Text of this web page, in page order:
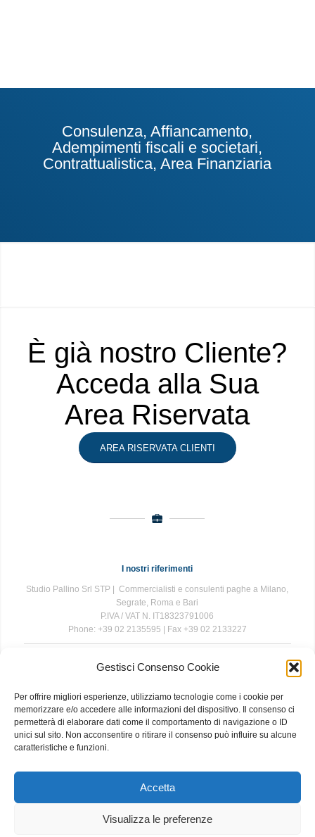
Gestisci Consenso Cookie
Per offrire migliori esperienze, utilizziamo tecnologie come i cookie per
memorizzare e/o accedere alle informazioni del dispositivo. Il consenso ci
permetterà di elaborare dati come il comportamento di navigazione o ID
unici sul sito. Non acconsentire o ritirare il consenso può influire su alcune
caratteristiche e funzioni.
Accetta
Visualizza le preferenze
Consulenza, Affiancamento,
Adempimenti fiscali e societari,
Contrattualistica, Area Finanziaria
È già nostro Cliente?
Acceda alla Sua
Area Riservata
AREA RISERVATA CLIENTI
I nostri riferimenti
Studio Pallino Srl STP | Commercialisti e consulenti paghe a Milano,
Segrate, Roma e Bari
P.IVA / VAT N. IT18323791006
Phone: +39 02 2135595 | Fax +39 02 2133227
The information contained in this website is for general information
while we endeavour to keep the information up to date and correct, we
make no representations or warranties of any kind, express or implied,
about the completeness, accuracy, reliability, suitability or availability
with respect to the website or the information, products, services, or
related graphics contained on the website for any purpose. Any
|Contact|Privacy and Cookie Policy